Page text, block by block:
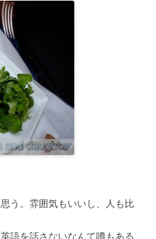
う。雰囲気もいいし、人も比
語を話さないなんて噂もある